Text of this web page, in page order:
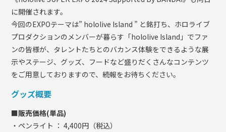
に開催されます。
今回のEXPOテーマは” hololive Island ” と銘打ち、ホロライブ
プロダクションのメンバーが暮らす「hololive Island」でファ
ンの皆様が、タレントたちとのバカンス体験をできるような展
示やステージ、グッズ、フードなど盛りだくさんなコンテンツ
をご用意しておりますので、続報をお待ちください。
グッズ概要
■販売価格(単品)
・ペンライト ： 4,400円（税込）